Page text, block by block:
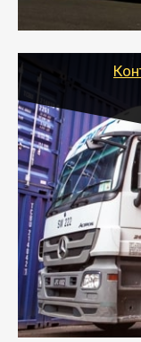
другим
Цена
- Контейнерные
оборудованном
безопасно.
- Наша
организовать
стандартных
шаландах и
используя